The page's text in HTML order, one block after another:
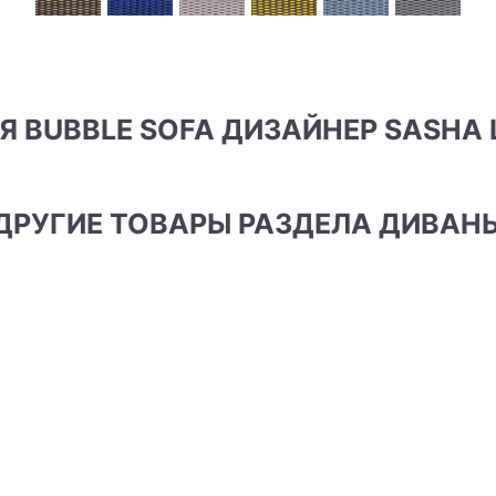
BUBBLE SOFA ДИЗАЙНЕР SASHA
ДРУГИЕ ТОВАРЫ РАЗДЕЛА